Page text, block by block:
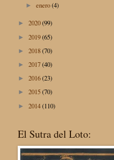
►enero(4)
► 2020(99)
► 2019(65)
► 2018(70)
► 2017(40)
► 2016(23)
► 2015(70)
► 2014(110)
El Sutra del Loto: